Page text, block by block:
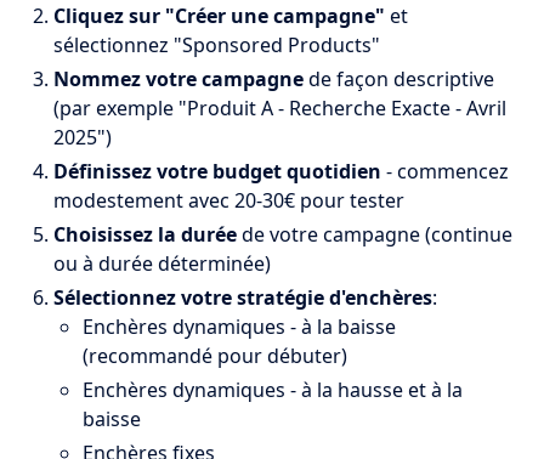
Cliquez sur "Créer une campagne" et
sélectionnez "Sponsored Products"
Nommez votre campagnede façon descriptive
(par exemple "Produit A - Recherche Exacte - Avril
2025")
Définissez votre budget quotidien - commencez
modestement avec 20-30€ pour tester
Choisissez la duréede votre campagne (continue
ou à durée déterminée)
Sélectionnez votre stratégie d'enchères:
Enchères dynamiques - à la baisse
(recommandé pour débuter)
Enchères dynamiques - à la hausse et à la
baisse
Enchères fixes